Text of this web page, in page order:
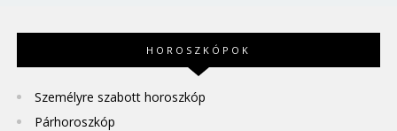
HOROSZKÓPOK
Személyre szabott horoszkóp
Párhoroszkóp